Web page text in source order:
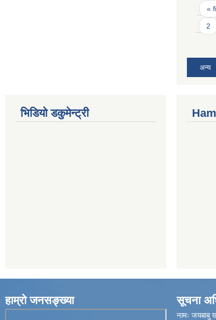
«
2
अन्य
भिडियो डकुमेन्ट्री
हाम्रो जनसङ्ख्या सूचना
नामः जयबाबु